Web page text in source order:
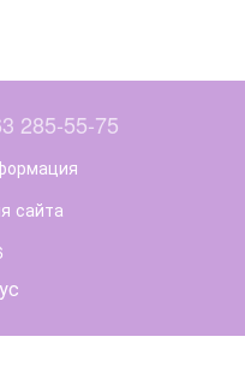
285-55-75
сайта